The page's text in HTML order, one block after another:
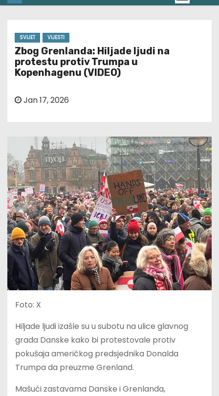
SVIJET VIJESTI
Zbog Grenlanda: Hiljade ljudi na
protestu protiv Trumpa u
Kopenhagenu (VIDEO)
Jan 17, 2026
Foto: X
Hiljade ljudi izašle su u subotu na ulice glavnog
grada Danske kako bi protestovale protiv
pokušaja američkog predsjednika Donalda
Trumpa da preuzme Grenland.
Mašući zastavama Danske i Grenlanda,